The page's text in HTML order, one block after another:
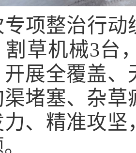
专项整治行
割草机械3台
开展全覆盖
堵塞、杂
、精准攻